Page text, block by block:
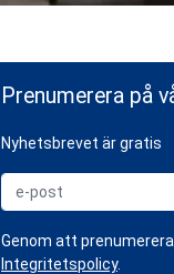
Prenumerera på
Nyhetsbrevet är gratis
e-post
Genom att
Integritetspolicy.